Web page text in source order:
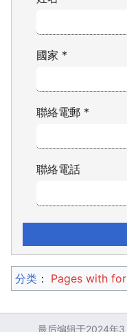
國家 *
聯絡電郵 *
聯絡電話
分类 ：​ Pages with
最后编辑于2024年